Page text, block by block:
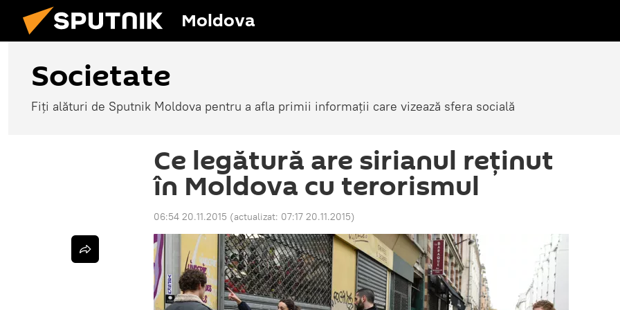
Moldova
Societate
Fiți alături de Sputnik Moldova pentru a afla primii informații care vizează sfera socială
Ce legătură are sirianul reţinut
în Moldova cu terorismul
06:54 20.11.2015 (actualizat: 07:17 20.11.2015)